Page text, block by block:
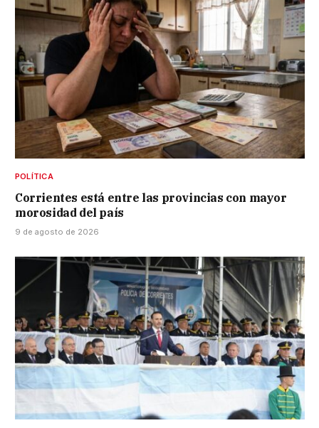
POLÍTICA
Corrientes está entre las provincias con mayor
morosidad del país
9 de agosto de 2026